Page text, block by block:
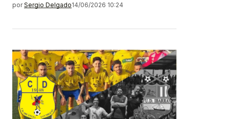
por Sergio Delgado14/06/2026 10:24